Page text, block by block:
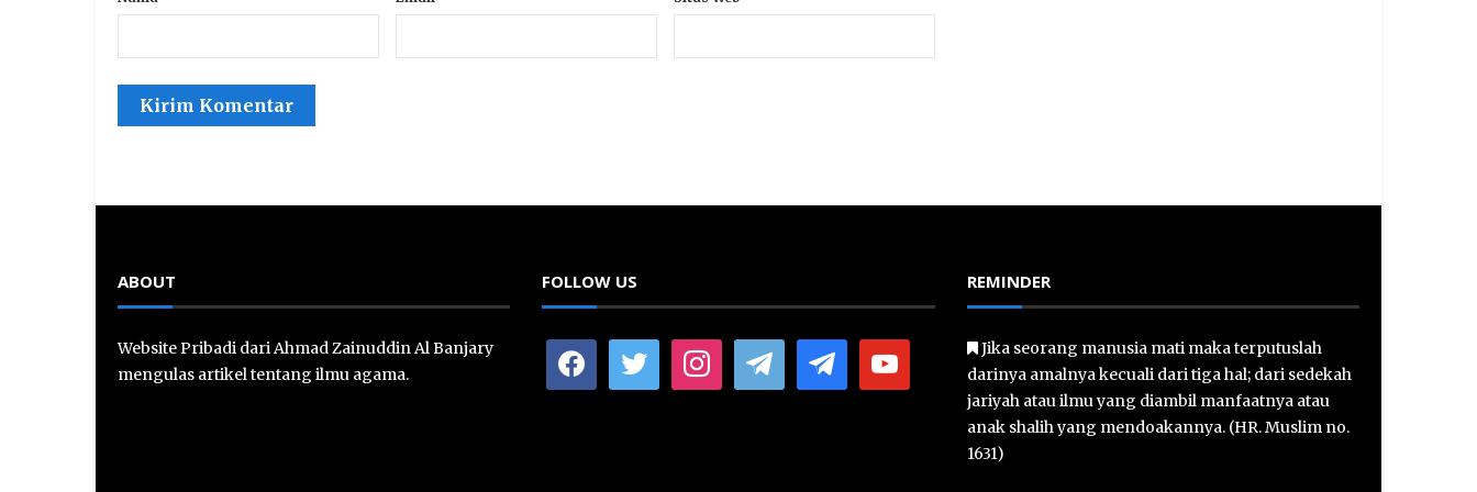
ABOUT
Website Pribadi dari Ahmad Zainuddin Al Banjary
mengulas artikel tentang ilmu agama.
FOLLOW US
facebook twitter instagramtelegram telegram youtube
REMINDER
Jika seorang manusia mati maka terputuslah
darinya amalnya kecuali dari tiga hal; dari sedekah
jariyah atau ilmu yang diambil manfaatnya atau
anak shalih yang mendoakannya. (HR. Muslim no.
1631)